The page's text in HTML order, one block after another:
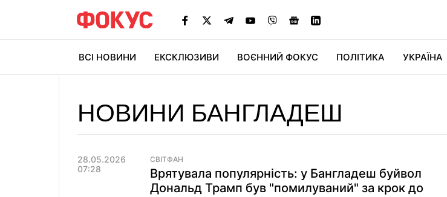
ВСІ НОВИНИ ЕКСКЛЮЗИВИ ВОЄННИЙ ФОКУС ПОЛІТИКА УКРАЇНА
НОВИНИ БАНГЛАДЕШ
28.05.2026
07:28
СВІТФАН
Врятувала популярність: у Бангладеш буйвол
Дональд Трамп був "помилуваний" за крок до